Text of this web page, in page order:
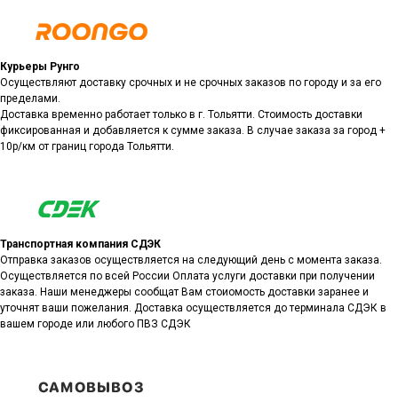
Курьеры Рунго
Осуществляют доставку срочных и не срочных заказов по городу и за его
пределами.
Доставка временно работает только в г. Тольятти. Стоимость доставки
фиксированная и добавляется к сумме заказа. В случае заказа за город +
10р/км от границ города Тольятти.
Транспортная компания СДЭК
Отправка заказов осуществляется на следующий день с момента заказа.
Осуществляется по всей России Оплата услуги доставки при получении
заказа. Наши менеджеры сообщат Вам стоиомость доставки заранее и
уточнят ваши пожелания. Доставка осуществляется до терминала СДЭК в
вашем городе или любого ПВЗ СДЭК